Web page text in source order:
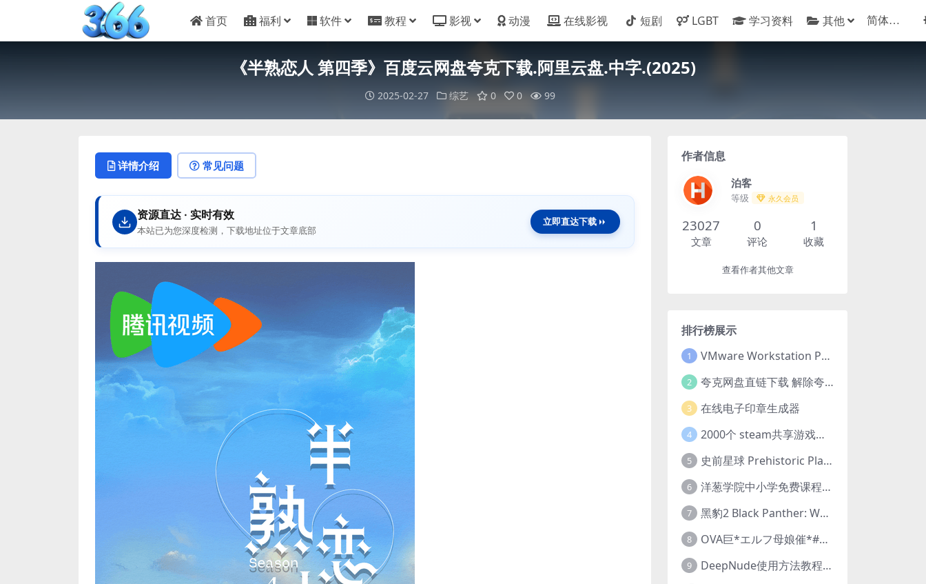
首页 福利 软件 教程 影视 动漫 在线影视 短剧 LGBT 学习资料 其他
《半熟恋人 第四季》百度云网盘夸克下载.阿里云盘.中字.(2025)
2025-02-27 综艺 0 0 99
详情介绍 常见问题
资源直达 · 实时有效
本站已为您深度检测，下载地址位于文章底部
立即直达下载
作者信息
泊客
等级 永久会员
23027
文章
0
评论
1
收藏
查看作者其他文章
排行榜展示
1 VMware Workstation Pro 16 永久激活密钥(序列号)
2 夸克网盘直链下载 解除夸克网盘下载限制 油猴脚本
3 在线电子印章生成器
4 2000个 steam共享游戏账号 离线steam账号分享
5 史前星球 Prehistoric Planet (2022) 中字 1080p 高清 阿里云盘 2022.5.27已更新全集
6 洋葱学院中小学免费课程集合 云盘下载
7 黑豹2 Black Panther: Wakanda Forever (2022) 高清版
8 OVA巨*エルフ母娘催*#1エルフの国を蹂*する男。汚された女王と姫
9 DeepNude使用方法教程FAQ